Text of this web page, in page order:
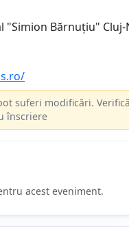
"Simion Bărnuțiu" Cluj-
suferi modificări.
înscriere
acest eveniment.